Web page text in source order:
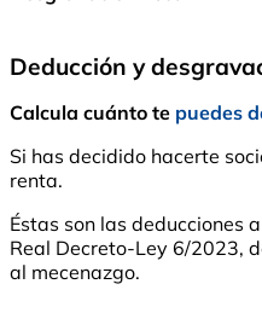
Deducción y
Calcula cuánto te puedes
Si has decidido hacerte
renta.
Éstas son las deducciones
Real Decreto-Ley 6/2023,
al mecenazgo.